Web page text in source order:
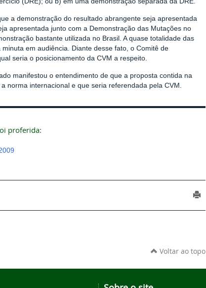
a demonstração do resultado abrangente seja apresentada
apresentada junto com a Demonstração das Mutações no
bastante utilizada no Brasil. A quase totalidade das
em audiência. Diante desse fato, o Comitê de
seria o posicionamento da CVM a respeito.
manifestou o entendimento de que a proposta contida na
norma internacional e que seria referendada pela CVM.
proferida:
Voltar ao topo